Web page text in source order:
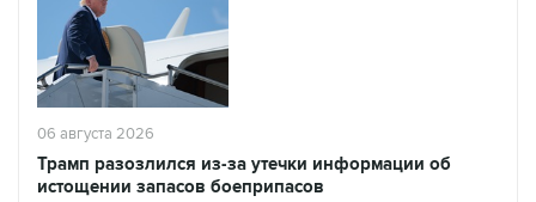
06 августа 2026
Трамп разозлился из-за утечки информации об
истощении запасов боеприпасов